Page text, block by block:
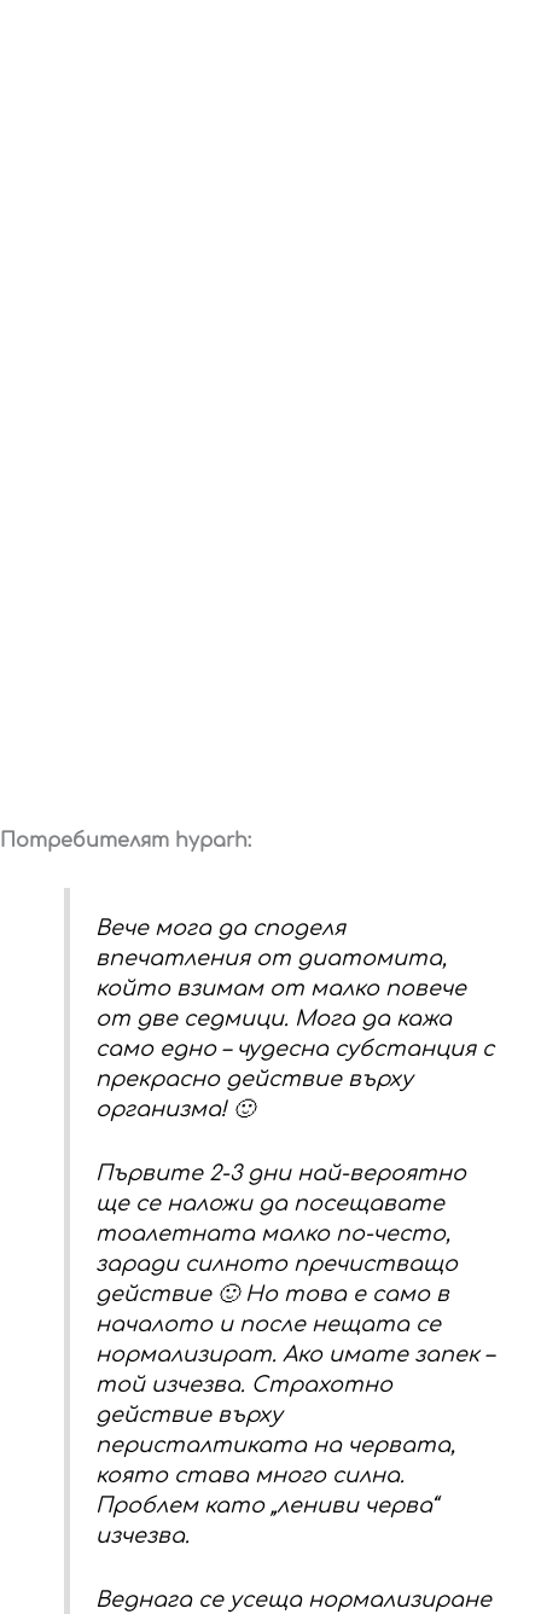
Потребителят hyparh:
Вече мога да споделя
впечатления от диатомита,
който взимам от малко повече
от две седмици. Мога да кажа
само едно – чудесна субстанция с
прекрасно действие върху
организма! 🙂
Първите 2-3 дни най-вероятно
ще се наложи да посещавате
тоалетната малко по-често,
заради силното пречистващо
действие 🙂 Но това е само в
началото и после нещата се
нормализират. Ако имате запек –
той изчезва. Страхотно
действие върху
перисталтиката на червата,
която става много силна.
Проблем като „лениви черва“
изчезва.
Веднага се усеща нормализиране